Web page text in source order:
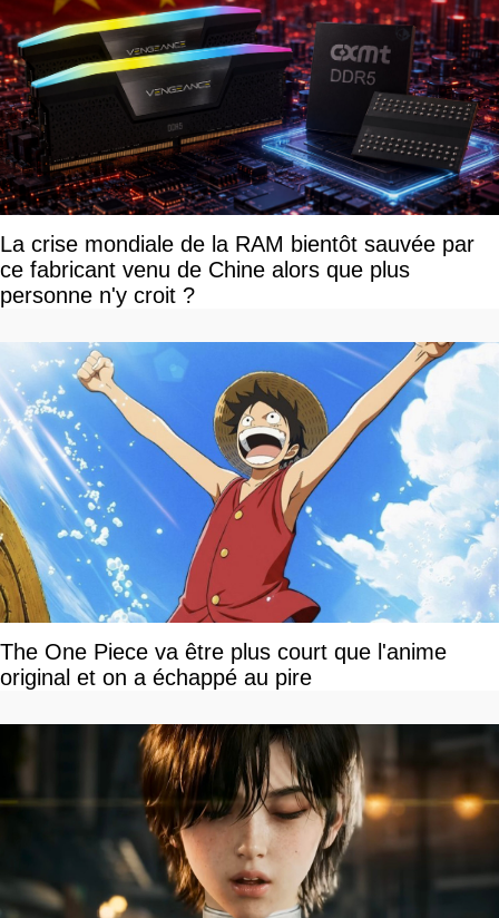
La crise mondiale de la RAM bientôt sauvée par
ce fabricant venu de Chine alors que plus
personne n'y croit ?
The One Piece va être plus court que l'anime
original et on a échappé au pire